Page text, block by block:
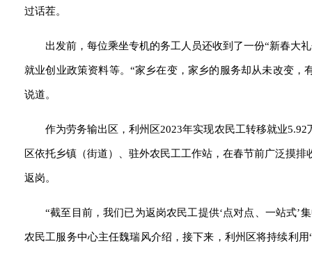
过话茬。
出发前，每位乘坐专机的务工人员还收到了一份“新春大
就业创业政策资料等。“家乡在变，家乡的服务却从未改变
说道。
作为劳务输出区，利州区2023年实现农民工转移就业
区依托乡镇（街道）、驻外农民工工作站，在春节前广泛摸
返岗。
“截至目前，我们已为返岗农民工提供‘点对点、一站式’
农民工服务中心主任魏瑞风介绍，接下来， 利州区将持续利用